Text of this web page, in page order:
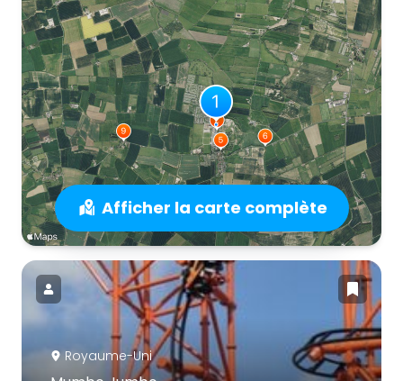
Afficher la carte complète
Royaume-Uni